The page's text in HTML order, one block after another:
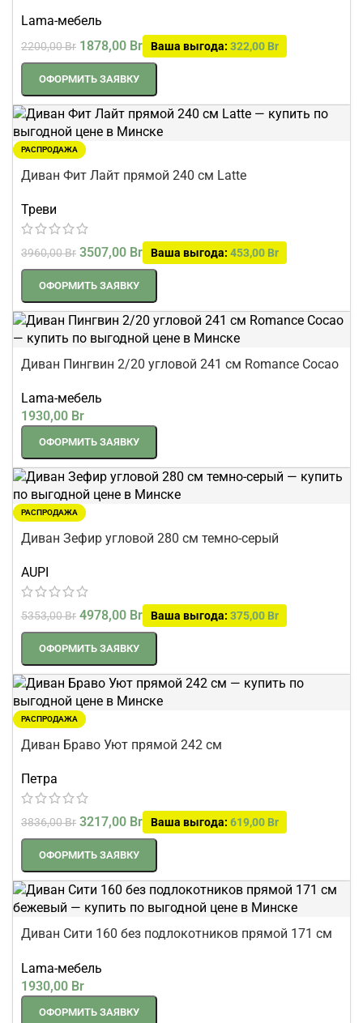
Lama-мебель
2200,00Br 1878,00 Br Ваша выгода: 322,00 Br
ОФОРМИТЬ ЗАЯВКУ
РАСПРОДАЖА
Диван Фит Лайт прямой 240 см Latte
Треви
3960,00Br 3507,00 Br Ваша выгода: 453,00 Br
ОФОРМИТЬ ЗАЯВКУ
Диван Пингвин 2/20 угловой 241 см Romance Cocao
Lama-мебель
1930,00 Br
ОФОРМИТЬ ЗАЯВКУ
РАСПРОДАЖА
Диван Зефир угловой 280 см темно-серый
AUPI
5353,00Br 4978,00 Br Ваша выгода: 375,00 Br
ОФОРМИТЬ ЗАЯВКУ
РАСПРОДАЖА
Диван Браво Уют прямой 242 см
Петра
3836,00Br 3217,00 Br Ваша выгода: 619,00 Br
ОФОРМИТЬ ЗАЯВКУ
Диван Сити 160 без подлокотников прямой 171 см
Lama-мебель
1930,00 Br
ОФОРМИТЬ ЗАЯВКУ